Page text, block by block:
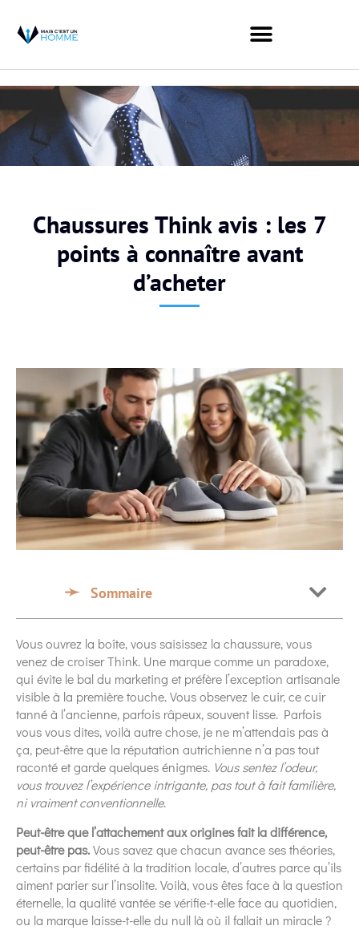
Chaussures Think avis : les 7
points à connaître avant
d’acheter
Sommaire
Vous ouvrez la boîte, vous saisissez la chaussure, vous
venez de croiser Think. Une marque comme un paradoxe,
qui évite le bal du marketing et préfère l’exception artisanale
visible à la première touche. Vous observez le cuir, ce cuir
tanné à l’ancienne, parfois râpeux, souvent lisse. Parfois
vous vous dites, voilà autre chose, je ne m’attendais pas à
ça, peut-être que la réputation autrichienne n’a pas tout
raconté et garde quelques énigmes. Vous sentez l’odeur,
vous trouvez l’expérience intrigante, pas tout à fait familière,
ni vraiment conventionnelle.
Peut-être que l’attachement aux origines fait la différence,
peut-être pas.Vous savez que chacun avance ses théories,
certains par fidélité à la tradition locale, d’autres parce qu’ils
aiment parier sur l’insolite. Voilà, vous êtes face à la question
éternelle, la qualité vantée se vérifie-t-elle face au quotidien,
ou la marque laisse-t-elle du null là où il fallait un miracle ?